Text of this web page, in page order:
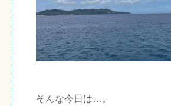
そんな今日は…。